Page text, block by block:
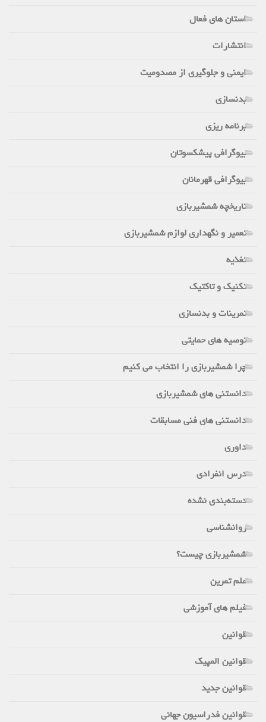
استان های فعال
انتشارات
ایمنی و جلوگیری از مصدومیت
بدنسازی
برنامه ریزی
بیوگرافی پیشکسوتان
بیوگرافی قهرمانان
تاریخچه شمشیربازی
تعمیر و نگهداری لوازم شمشیربازی
تغذیه
تکنیک و تاکتیک
تمرینات و بدنسازی
توصیه های حمایتی
چرا شمشیربازی را انتخاب می کنیم
دانستنی های شمشیربازی
دانستنی های فنی مسابقات
داوری
درس انفرادی
دسته‌بندی نشده
روانشناسی
شمشیربازی چیست؟
علم تمرین
فیلم های آموزشی
قوانین
قوانین المپیک
قوانین جدید
قوانین فدراسیون جهانی